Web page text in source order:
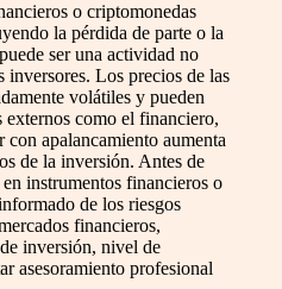
o criptomonedas
la pérdida de parte o la
ser una actividad no
inversores. Los precios de las
volátiles y pueden
externos como el financiero,
apalancamiento aumenta
de la inversión. Antes de
instrumentos financieros o
de los riesgos
financieros,
inversión, nivel de
asesoramiento profesional